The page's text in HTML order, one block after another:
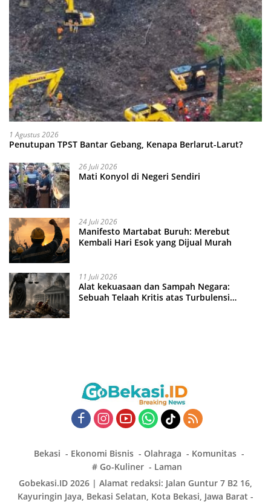
1 Agustus 2026
Penutupan TPST Bantar Gebang, Kenapa Berlarut-Larut?
26 Juli 2026
Mati Konyol di Negeri Sendiri
24 Juli 2026
Manifesto Martabat Buruh: Merebut
Kembali Hari Esok yang Dijual Murah
11 Juli 2026
Alat kekuasaan dan Sampah Negara:
Sebuah Telaah Kritis atas Turbulensi
Bekasi Ekonomi Bisnis Olahraga
Komunitas
# Go-Kuliner
Laman
Gobekasi.ID 2026 | Alamat redaksi: Jalan Guntur 7 B2 16,
Kayuringin Jaya, Bekasi Selatan, Kota Bekasi, Jawa Barat -